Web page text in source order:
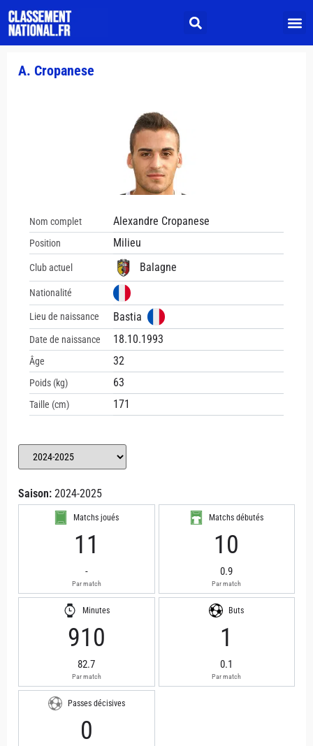
A. Cropanese
Nom complet Alexandre Cropanese
Position Milieu
Club actuel Balagne
Nationalité
Lieu de naissance Bastia
Date de naissance 18.10.1993
Âge 32
Poids (kg) 63
Taille (cm) 171
Saison: 2024-2025
Matchs joués
11
-
Par match
Matchs débutés
10
0.9
Par match
Minutes
910
82.7
Par match
Buts
1
0.1
Par match
Passes décisives
0